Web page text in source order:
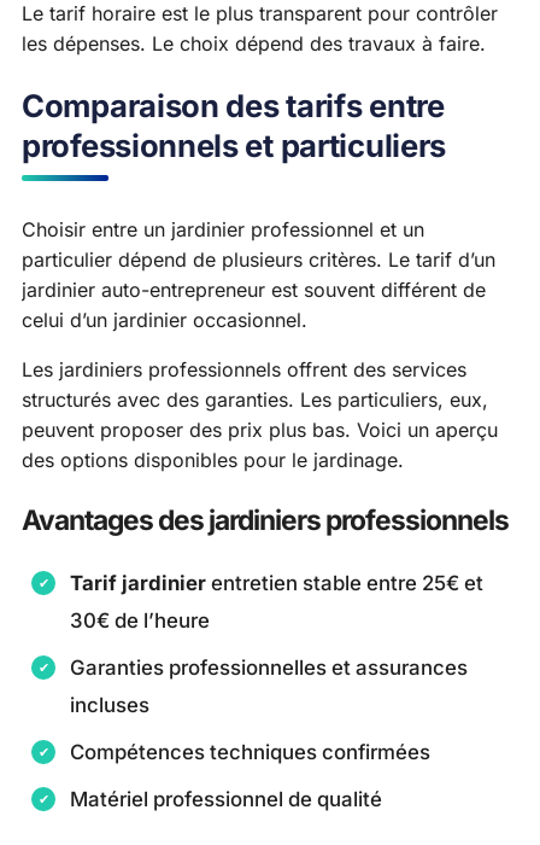
Le tarif horaire est le plus transparent pour contrôler
les dépenses. Le choix dépend des travaux à faire.
Comparaison des tarifs entre
professionnels et particuliers
Choisir entre un jardinier professionnel et un
particulier dépend de plusieurs critères. Le tarif d’un
jardinier auto-entrepreneur est souvent différent de
celui d’un jardinier occasionnel.
Les jardiniers professionnels offrent des services
structurés avec des garanties. Les particuliers, eux,
peuvent proposer des prix plus bas. Voici un aperçu
des options disponibles pour le jardinage.
Avantages des jardiniers professionnels
Tarif jardinier entretien stable entre 25€ et
30€ de l’heure
Garanties professionnelles et assurances
incluses
Compétences techniques confirmées
Matériel professionnel de qualité